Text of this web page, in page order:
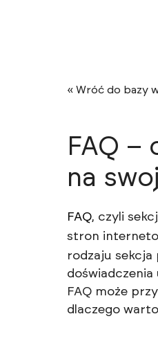
« Wróć do bazy
FAQ
na
FAQ, czyli
stron
rodzaju sekcja
FAQ może
dlaczego